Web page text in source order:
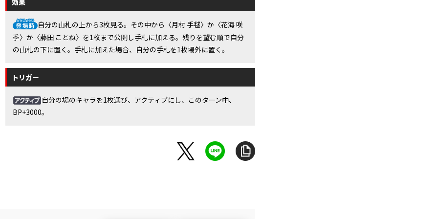
効果
自分の山札の上から3枚見る。その中から〈月村 手毬〉か〈花海 咲
季〉か〈藤田 ことね〉を1枚まで公開し手札に加える。残りを望む順で自分
の山札の下に置く。手札に加えた場合、自分の手札を1枚場外に置く。
トリガー
自分の場のキャラを1枚選び、アクティブにし、このターン中、
BP+3000。